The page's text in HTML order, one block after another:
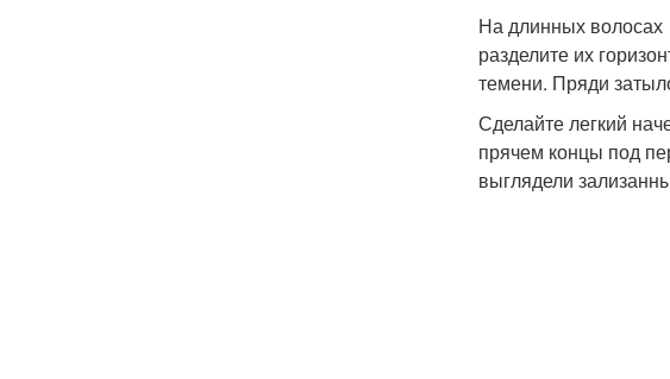
На длинных волосах
разделите их
темени. Пряди
Сделайте легкий
прячем концы под
выглядели